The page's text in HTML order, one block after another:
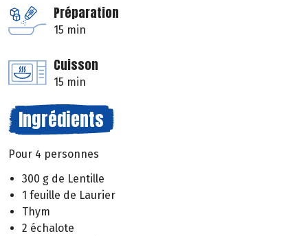
Préparation
15 min
Cuisson
15 min
Ingrédients
Pour 4 personnes
300 g de Lentille
1 feuille de Laurier
Thym
2 échalote